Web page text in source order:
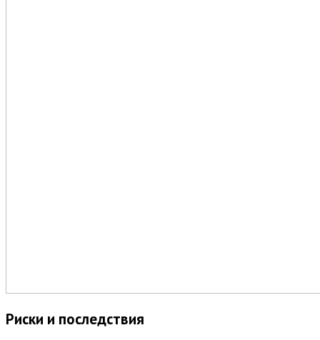
Риски и последствия